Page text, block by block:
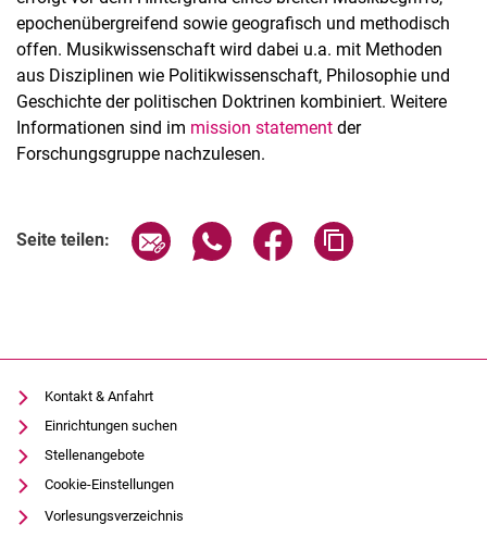
epochenübergreifend sowie geografisch und methodisch
offen. Musikwissenschaft wird dabei u.a. mit Methoden
aus Disziplinen wie Politikwissenschaft, Philosophie und
Geschichte der politischen Doktrinen kombiniert. Weitere
Informationen sind im mission statement der
Forschungsgruppe nachzulesen.
Seite teilen: Seite über E-Mail teilen
Seite über WhatsApp teilen
Seite über Facebook
Kontakt & Anfahrt
Einrichtungen suchen
Stellenangebote
Cookie-Einstellungen
Vorlesungsverzeichnis